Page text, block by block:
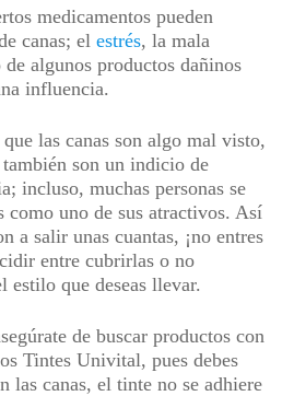
medicamentos pueden
canas; el estrés, la mala
algunos productos dañinos
influencia.
las canas son algo mal visto,
también son un indicio de
incluso, muchas personas se
como uno de sus atractivos. Así
a salir unas cuantas, ¡no entres
entre cubrirlas o no
estilo que deseas llevar.
de buscar productos con
Tintes Univital, pues debes
las canas, el tinte no se adhiere